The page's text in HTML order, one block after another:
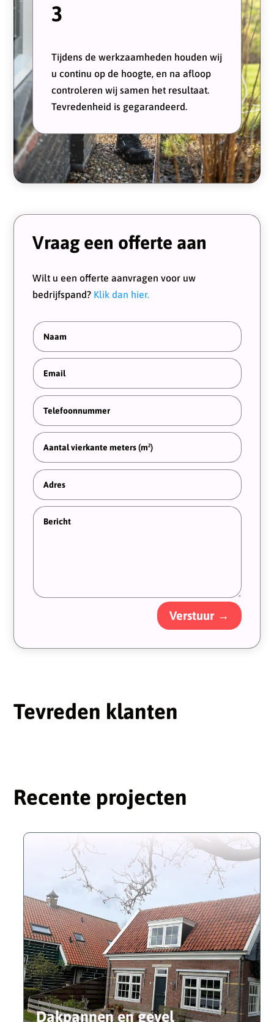
3
Tijdens de werkzaamheden houden wij
u continu op de hoogte, en na afloop
controleren wij samen het resultaat.
Tevredenheid is gegarandeerd.
Vraag een offerte aan
Wilt u een offerte aanvragen voor uw
bedrijfspand? Klik dan hier.
Verstuur →
Tevreden klanten
Recente projecten
Dakpannen en gevel